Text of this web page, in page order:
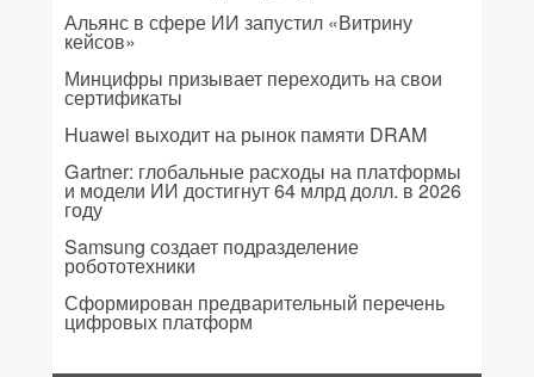
Альянс в сфере ИИ запустил «Витрину
кейсов»
Минцифры призывает переходить на свои
сертификаты
Huawei выходит на рынок памяти DRAM
Gartner: глобальные расходы на платформы
и модели ИИ достигнут 64 млрд долл. в 2026
году
Samsung создает подразделение
робототехники
Сформирован предварительный перечень
цифровых платформ